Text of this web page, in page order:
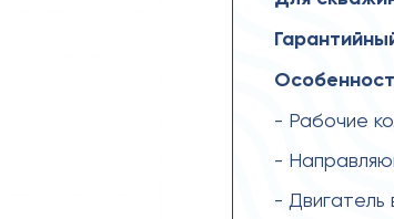
- Рабочие
-
-